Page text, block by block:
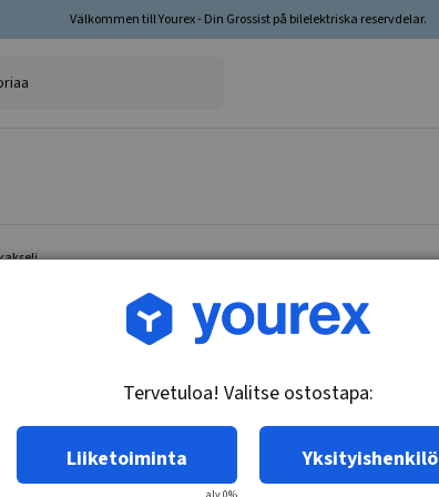
Välkommen till Yourex - Din Grossist på bilelektriska reservdelar.
Tuotenro.: 35-200-1077
Tervetuloa! Valitse ostostapa:
Liiketoiminta Yksityishenkilö